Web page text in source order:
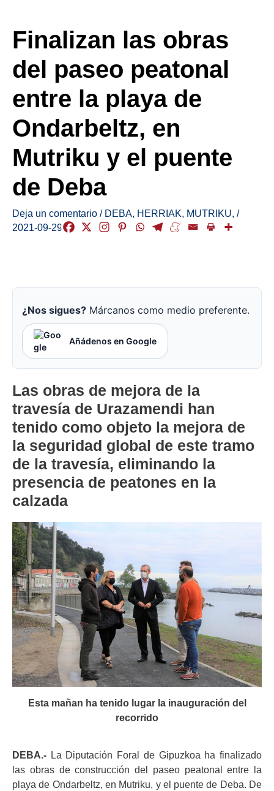
Finalizan las obras
del paseo peatonal
entre la playa de
Ondarbeltz, en
Mutriku y el puente
de Deba
Deja un comentario / DEBA, HERRIAK, MUTRIKU, /
2021-09-29
¿Nos sigues? Márcanos como medio preferente.
Añádenos en Google
Las obras de mejora de la
travesía de Urazamendi han
tenido como objeto la mejora de
la seguridad global de este tramo
de la travesía, eliminando la
presencia de peatones en la
calzada
Esta mañan ha tenido lugar la inauguración del
recorrido
DEBA.- La Diputación Foral de Gipuzkoa ha finalizado
las obras de construcción del paseo peatonal entre la
playa de Ondarbeltz, en Mutriku, y el puente de Deba. De